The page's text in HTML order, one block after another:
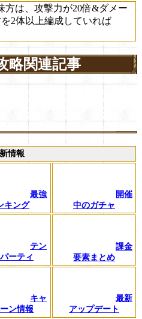
方は、攻撃力が20倍&ダメー
2体以上編成していれば
略関連記事
情報
最強
キング
開催
中のガチャ
テン
ーティ
課金
要素まとめ
キャ
ン情報
最新
アップデート